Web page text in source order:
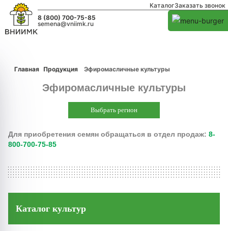
КаталогЗаказать звонок
8 (800) 700-75-85
semena@vniimk.ru
Главная Продукция Эфиромасличные культуры
Эфиромасличные культуры
Выбрать регион
Для приобретения семян обращаться в отдел продаж: 8-
800-700-75-85
Каталог культур